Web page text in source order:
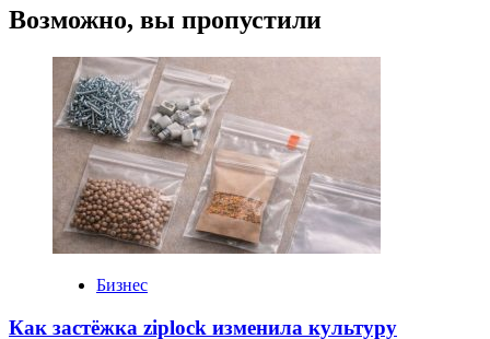
Возможно, вы пропустили
Бизнес
Как застёжка ziplock изменила культуру